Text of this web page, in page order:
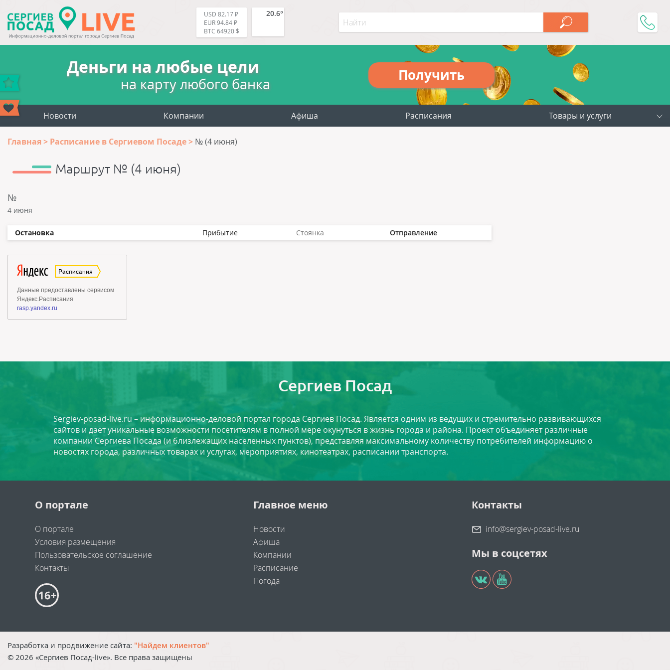
USD 82.17 ₽
EUR 94.84 ₽
BTC 64920 $
20.6°
Деньги на любые цели
на карту любого банка
Получить
Новости Компании Афиша Расписания Товары и услуги
Главная Расписание в Сергиевом Посаде № (4 июня)
Маршрут № (4 июня)
№
4 июня
Остановка Прибытие Стоянка Отправление
Сергиев Посад
Sergiev-posad-live.ru – информационно-деловой портал города Сергиев Посад. Является одним из ведущих и стремительно развивающихся
сайтов и даёт уникальные возможности посетителям в полной мере окунуться в жизнь города и района. Проект объединяет различные
компании Сергиева Посада (и близлежащих населенных пунктов), представляя максимальному количеству потребителей информацию о
новостях города, различных товарах и услугах, мероприятиях, кинотеатрах, расписании транспорта.
О портале
О портале
Условия размещения
Пользовательское соглашение
Контакты
Главное меню
Новости
Афиша
Компании
Расписание
Погода
Контакты
info@sergiev-posad-live.ru
Мы в соцсетях
Разработка и продвижение сайта: "Найдем клиентов"
© 2026 «Сергиев Посад-live». Все права защищены